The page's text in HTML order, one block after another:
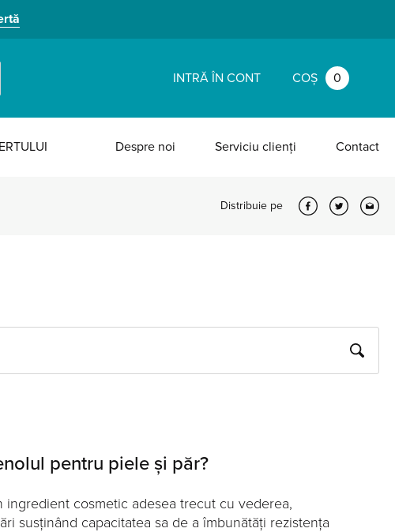
INTRĂ ÎN CONT COȘ 0
Despre noi Serviciu clienți Contact
Distribuie pe
pentru piele și păr?
ingredient cosmetic adesea trecut cu vederea,
susținând capacitatea sa de a îmbunătăți rezistența